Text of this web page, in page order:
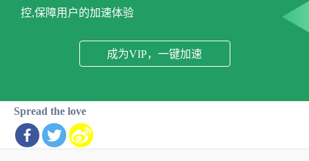
控,保障用户的加速体验
成为VIP，一键加速
Spread the love